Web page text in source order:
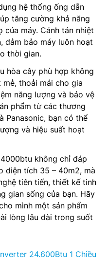
hệ thống ống dẫn
tăng cường khả năng
máy. Cánh tản nhiệt
đảm bảo máy luôn hoạt
thời gian.
hòa cây phù hợp không
thoải mái cho gia
năng lượng và bảo vệ
phẩm từ các thương
Panasonic, bạn có thể
và hiệu suất hoạt
không chỉ đáp
diện tích 35 – 40m2, mà
tiên tiến, thiết kế tinh
gian sống của bạn. Hãy
mình một sản phẩm
lòng lâu dài trong suốt
24.600Btu 1 Chiều